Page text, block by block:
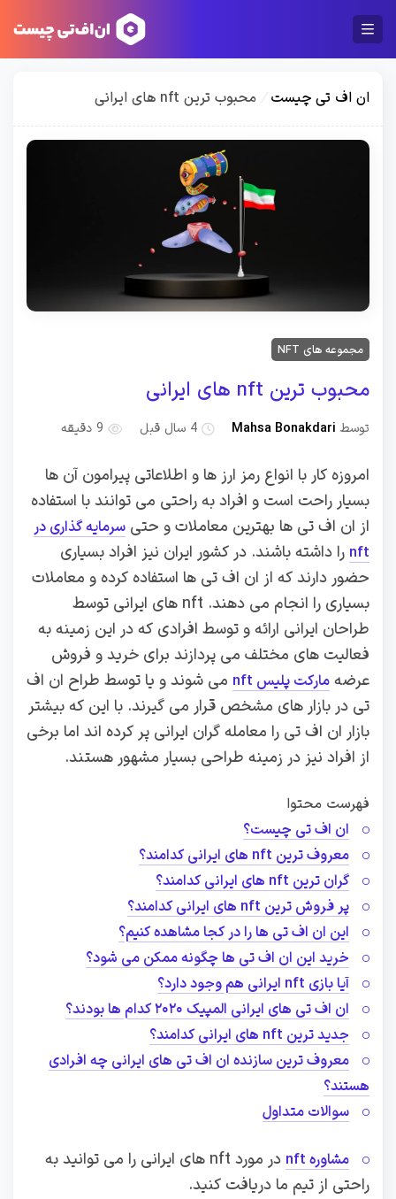
ان اف تی چیست محبوب ترین nft های ایرانی
مجموعه های NFT
محبوب ترین nft های ایرانی
توسط Mahsa Bonakdari 4 سال قبل 9 دقیقه
امروزه کار با انواع رمز ارز ها و اطلاعاتی پیرامون آن ها
بسیار راحت است و افراد به راحتی می توانند با استفاده
از ان اف تی ها بهترین معاملات و حتی سرمایه گذاری در
nft را داشته باشند. در کشور ایران نیز افراد بسیاری
حضور دارند که از ان اف تی ها استفاده کرده و معاملات
بسیاری را انجام می دهند. nft های ایرانی توسط
طراحان ایرانی ارائه و توسط افرادی که در این زمینه به
فعالیت های مختلف می پردازند برای خرید و فروش
عرضه مارکت پلیس nft
می شوند و یا توسط طراح ان اف
تی در بازار های مشخص قرار می گیرند. با این که بیشتر
بازار ان اف تی را معامله گران ایرانی پر کرده اند اما برخی
از افراد نیز در زمینه طراحی بسیار مشهور هستند.
فهرست محتوا
ان اف تی چیست؟
معروف ترین nft های ایرانی کدامند؟
گران ترین nft های ایرانی کدامند؟
پر فروش ترین nft های ایرانی کدامند؟
این ان اف تی ها را در کجا مشاهده کنیم؟
خرید این ان اف تی ها چگونه ممکن می شود؟
آیا بازی nft ایرانی هم وجود دارد؟
ان اف تی های ایرانی المپیک ۲۰۲۰ کدام ها بودند؟
جدید ترین nft های ایرانی کدامند؟
معروف ترین سازنده ان اف تی های ایرانی چه افرادی
هستند؟
سوالات متداول
مشاوره nft
در مورد nft های ایرانی را می توانید به
راحتی از تیم ما دریافت کنید.